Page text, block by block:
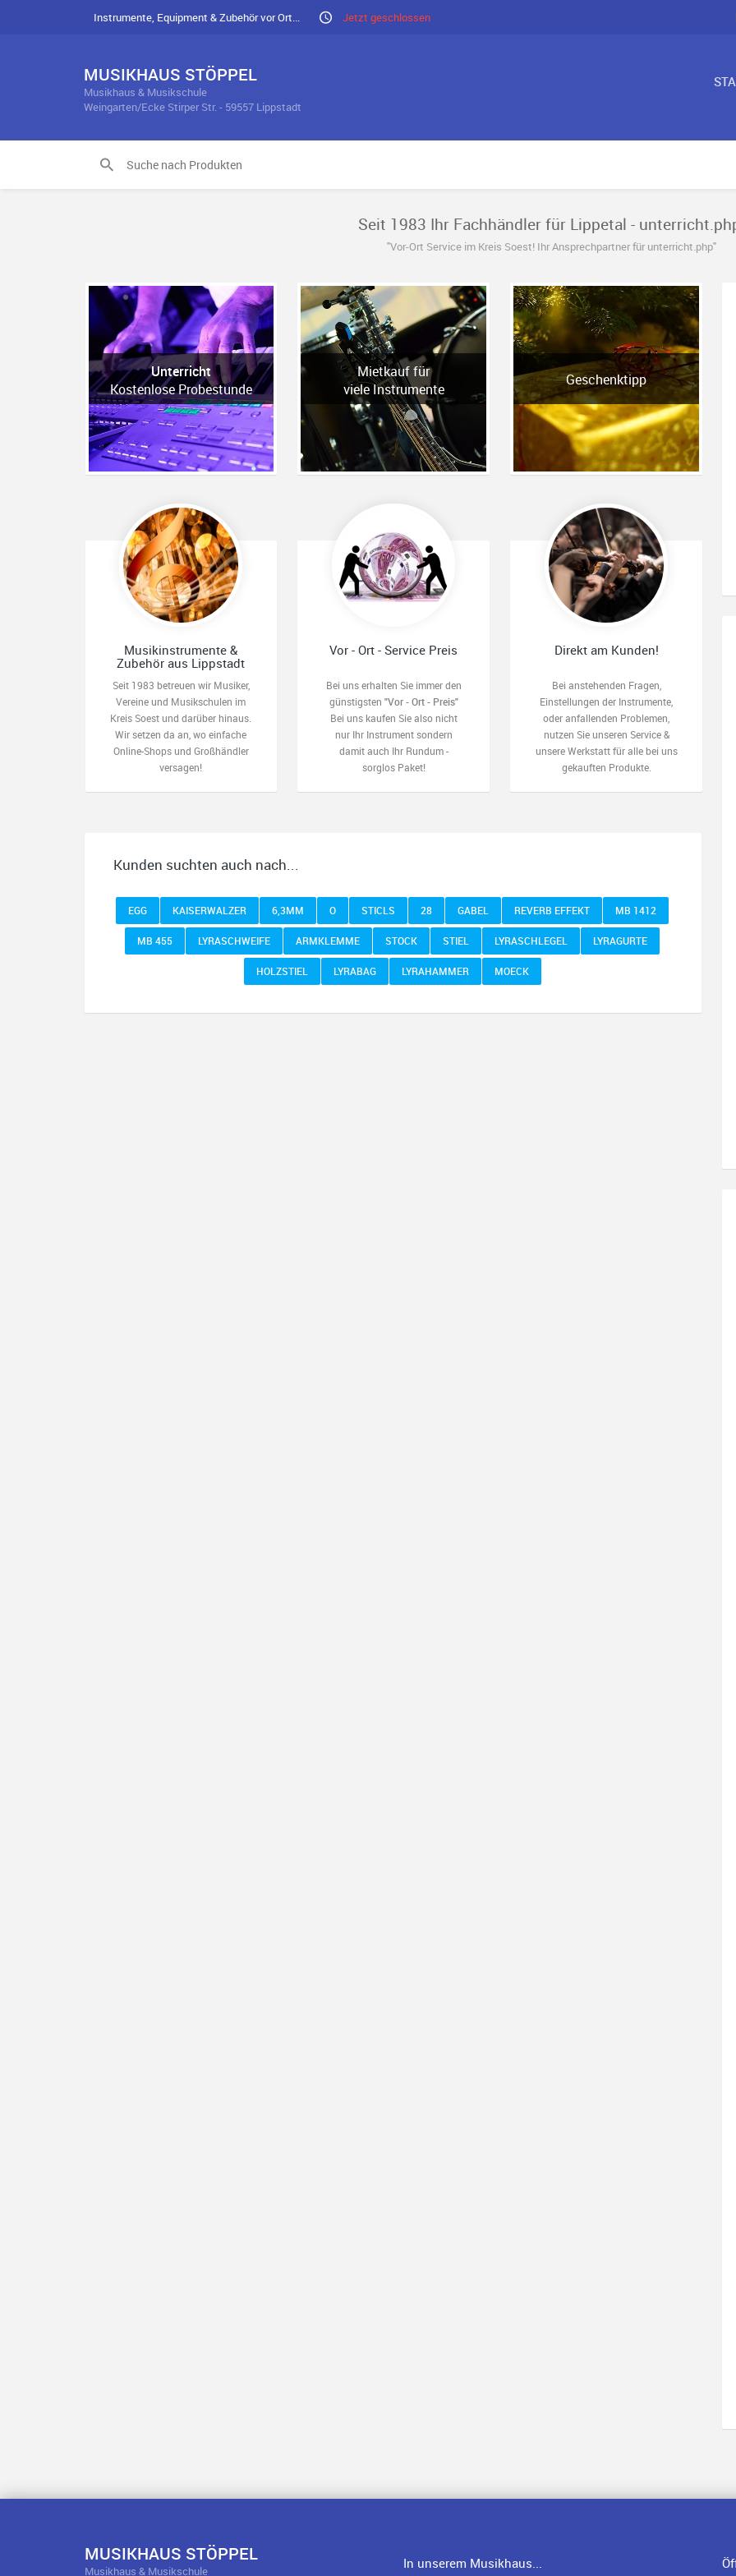
Instrumente, Equipment & Zubehör vor Ort... Jetzt geschlossen
MUSIKHAUS STÖPPEL
Musikhaus & Musikschule
Weingarten/Ecke Stirper Str. - 59557 Lippstadt
Seit 1983 Ihr Fachhändler für Lippetal -
"Vor-Ort Service im Kreis Soest! Ihr Ansprechpartner für unterricht.php"
Unterricht
Kostenlose Probestunde
Mietkauf für
viele Instrumente
Geschenktipp
Musikinstrumente &
Zubehör aus Lippstadt
Seit 1983 betreuen wir Musiker,
Vereine und Musikschulen im
Kreis Soest und darüber hinaus.
Wir setzen da an, wo einfache
Online-Shops und Großhändler
versagen!
Vor - Ort - Service Preis
Bei uns erhalten Sie immer den
günstigsten "Vor - Ort - Preis"
Bei uns kaufen Sie also nicht
nur Ihr Instrument sondern
damit auch Ihr Rundum -
sorglos Paket!
Direkt am Kunden!
Bei anstehenden Fragen,
Einstellungen der Instrumente,
oder anfallenden Problemen,
nutzen Sie unseren Service &
unsere Werkstatt für alle bei uns
gekauften Produkte.
Kunden suchten auch nach...
EGG KAISERWALZER 6,3MM O STICLS 28 GABEL REVERB EFFEKT MB 1412
MB 455 LYRASCHWEIFE ARMKLEMME STOCK STIEL LYRASCHLEGEL LYRAGURTE
HOLZSTIEL LYRABAG LYRAHAMMER MOECK
MUSIKHAUS STÖPPEL
Musikhaus & Musikschule In unserem Musikhaus...